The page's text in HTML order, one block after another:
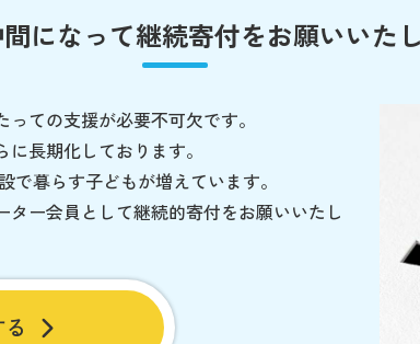
になって継続寄付をお願いいた
ての支援が必要不可欠です。
長期化しております。
で暮らす子どもが増えています。
ー会員として継続的寄付をお願いいたし